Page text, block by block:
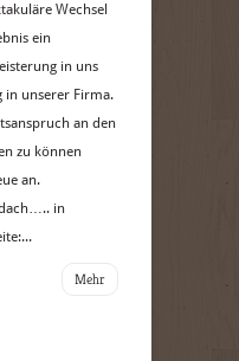
Wechsel
ein
in uns
in unserer Firma.
an den
zu können
an.
in
Mehr